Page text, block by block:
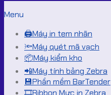
Menu
🖨️Máy in tem nhãn
🔦Máy quét mã vạch
📦Máy kiểm kho
📲Máy tính bảng Zebra
💾Phần mềm BarTender
🎞️Ribbon Mực in Zebra